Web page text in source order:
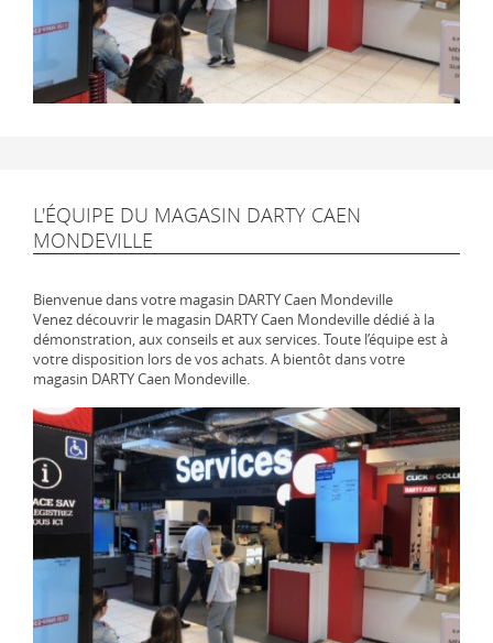
L'ÉQUIPE DU MAGASIN DARTY CAEN
MONDEVILLE
Bienvenue dans votre magasin DARTY Caen Mondeville
Venez découvrir le magasin DARTY Caen Mondeville dédié à la
démonstration, aux conseils et aux services. Toute l’équipe est à
votre disposition lors de vos achats. A bientôt dans votre
magasin DARTY Caen Mondeville.